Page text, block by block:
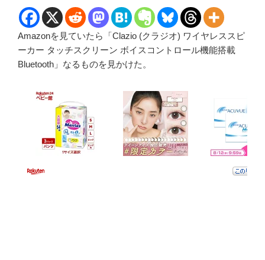
Amazonを見ていたら「Clazio (クラジオ) ワイヤレススピ
ーカー タッチスクリーン ボイスコントロール機能搭載
Bluetooth」なるものを見かけた。